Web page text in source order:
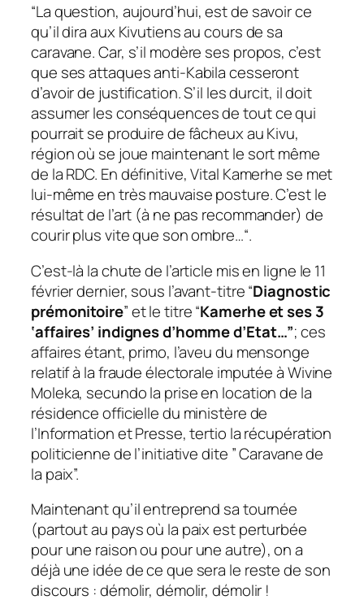
“La question, aujourd’hui, est de savoir ce
qu’il dira aux Kivutiens au cours de sa
caravane. Car, s’il modère ses propos, c’est
que ses attaques anti-Kabila cesseront
d’avoir de justification. S’il les durcit, il doit
assumer les conséquences de tout ce qui
pourrait se produire de fâcheux au Kivu,
région où se joue maintenant le sort même
de la RDC. En définitive, Vital Kamerhe se met
lui-même en très mauvaise posture. C’est le
résultat de l’art (à ne pas recommander) de
courir plus vite que son ombre…“.
C’est-là la chute de l’article mis en ligne le 11
février dernier, sous l’avant-titre “Diagnostic
prémonitoire” et le titre “Kamerhe et ses 3
‘affaires’ indignes d’homme d’Etat…”; ces
affaires étant, primo, l’aveu du mensonge
relatif à la fraude électorale imputée à Wivine
Moleka, secundo la prise en location de la
résidence officielle du ministère de
l’Information et Presse, tertio la récupération
politicienne de l’initiative dite ” Caravane de
la paix”.
Maintenant qu’il entreprend sa tournée
(partout au pays où la paix est perturbée
pour une raison ou pour une autre), on a
déjà une idée de ce que sera le reste de son
discours : démolir, démolir, démolir !